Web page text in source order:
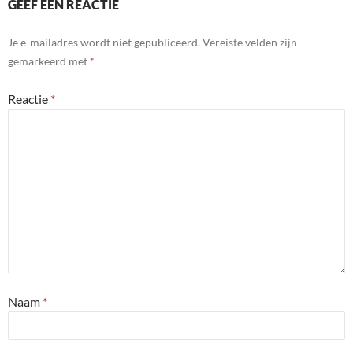
GEEF EEN REACTIE
Je e-mailadres wordt niet gepubliceerd. Vereiste velden zijn
gemarkeerd met *
Reactie *
Naam *